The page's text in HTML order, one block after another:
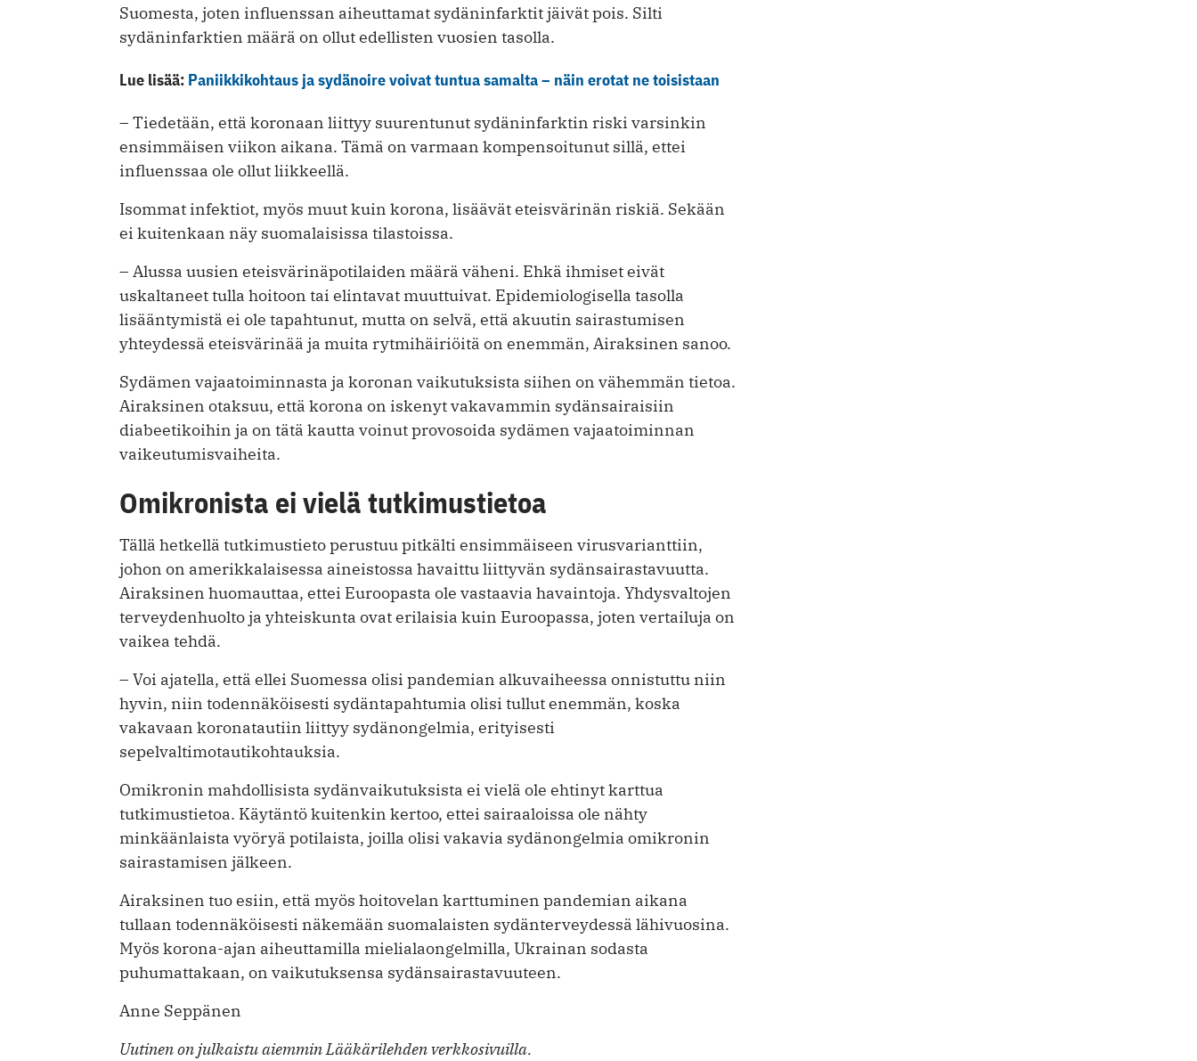
Suomesta, joten influenssan aiheuttamat sydäninfarktit jäivät pois. Silti
sydäninfarktien määrä on ollut edellisten vuosien tasolla.
Lue lisää: Paniikkikohtaus ja sydänoire voivat tuntua samalta – näin erotat ne toisistaan
– Tiedetään, että koronaan liittyy suurentunut sydäninfarktin riski varsinkin
ensimmäisen viikon aikana. Tämä on varmaan kompensoitunut sillä, ettei
influenssaa ole ollut liikkeellä.
Isommat infektiot, myös muut kuin korona, lisäävät eteisvärinän riskiä. Sekään
ei kuitenkaan näy suomalaisissa tilastoissa.
– Alussa uusien eteisvärinäpotilaiden määrä väheni. Ehkä ihmiset eivät
uskaltaneet tulla hoitoon tai elintavat muuttuivat. Epidemiologisella tasolla
lisääntymistä ei ole tapahtunut, mutta on selvä, että akuutin sairastumisen
yhteydessä eteisvärinää ja muita rytmihäiriöitä on enemmän, Airaksinen sanoo.
Sydämen vajaatoiminnasta ja koronan vaikutuksista siihen on vähemmän tietoa.
Airaksinen otaksuu, että korona on iskenyt vakavammin sydänsairaisiin
diabeetikoihin ja on tätä kautta voinut provosoida sydämen vajaatoiminnan
vaikeutumisvaiheita.
Omikronista ei vielä tutkimustietoa
Tällä hetkellä tutkimustieto perustuu pitkälti ensimmäiseen virusvarianttiin,
johon on amerikkalaisessa aineistossa havaittu liittyvän sydänsairastavuutta.
Airaksinen huomauttaa, ettei Euroopasta ole vastaavia havaintoja. Yhdysvaltojen
terveydenhuolto ja yhteiskunta ovat erilaisia kuin Euroopassa, joten vertailuja on
vaikea tehdä.
– Voi ajatella, että ellei Suomessa olisi pandemian alkuvaiheessa onnistuttu niin
hyvin, niin todennäköisesti sydäntapahtumia olisi tullut enemmän, koska
vakavaan koronatautiin liittyy sydänongelmia, erityisesti
sepelvaltimotautikohtauksia.
Omikronin mahdollisista sydänvaikutuksista ei vielä ole ehtinyt karttua
tutkimustietoa. Käytäntö kuitenkin kertoo, ettei sairaaloissa ole nähty
minkäänlaista vyöryä potilaista, joilla olisi vakavia sydänongelmia omikronin
sairastamisen jälkeen.
Airaksinen tuo esiin, että myös hoitovelan karttuminen pandemian aikana
tullaan todennäköisesti näkemään suomalaisten sydänterveydessä lähivuosina.
Myös korona-ajan aiheuttamilla mielialaongelmilla, Ukrainan sodasta
puhumattakaan, on vaikutuksensa sydänsairastavuuteen.
Anne Seppänen
Uutinen on julkaistu aiemmin Lääkärilehden verkkosivuilla.